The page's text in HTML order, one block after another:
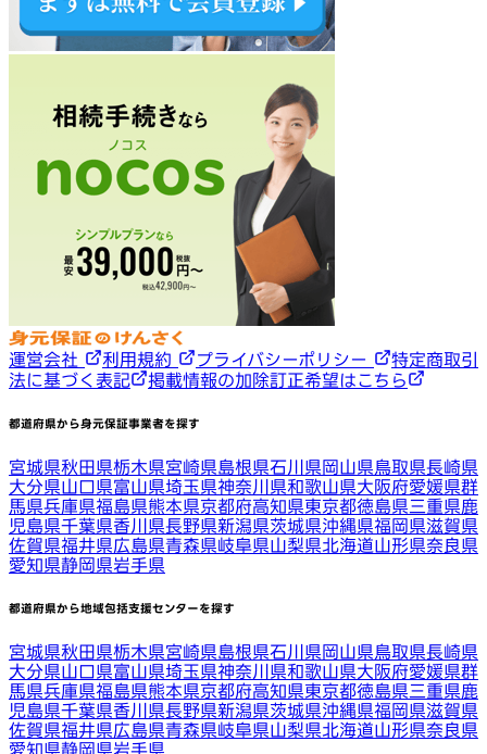
運営会社 利用規約 プライバシーポリシー
特定商取引
法に基づく表記
掲載情報の加除訂正希望はこちら
都道府県から身元保証事業者を探す
宮城県秋田県栃木県宮崎県島根県石川県岡山県鳥取県長崎県
大分県山口県富山県埼玉県神奈川県和歌山県大阪府愛媛県群
馬県兵庫県福島県熊本県京都府高知県東京都徳島県三重県鹿
児島県千葉県香川県長野県新潟県茨城県沖縄県福岡県滋賀県
佐賀県福井県広島県青森県岐阜県山梨県北海道山形県奈良県
愛知県静岡県岩手県
都道府県から地域包括支援センターを探す
宮城県秋田県栃木県宮崎県島根県石川県岡山県鳥取県長崎県
大分県山口県富山県埼玉県神奈川県和歌山県大阪府愛媛県群
馬県兵庫県福島県熊本県京都府高知県東京都徳島県三重県鹿
児島県千葉県香川県長野県新潟県茨城県沖縄県福岡県滋賀県
佐賀県福井県広島県青森県岐阜県山梨県北海道山形県奈良県
愛知県静岡県岩手県